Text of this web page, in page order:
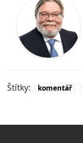
Štítky: komentář